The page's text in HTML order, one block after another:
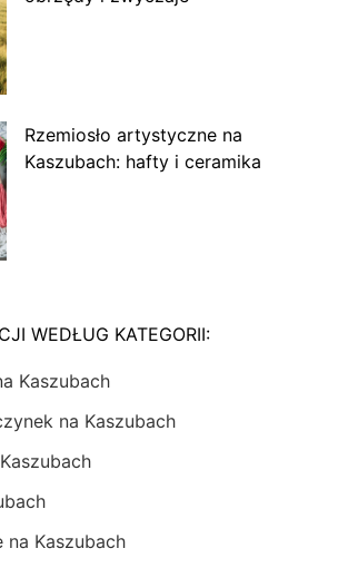
Rzemiosło artystyczne na
Kaszubach: hafty i ceramika
WEDŁUG KATEGORII:
Kaszubach
na Kaszubach
na Kaszubach